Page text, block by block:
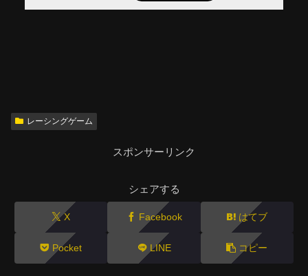
レーシングゲーム
スポンサーリンク
シェアする
X Facebook はてブ
Pocket LINE コピー